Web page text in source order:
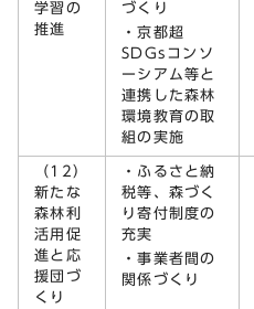
学習の
推進
づくり
・京都超
SDGsコンソ
ーシアム等と
連携した森林
環境教育の取
組の実施
（12）
新たな
森林利
活用促
進と応
援団づ
くり
・ふるさと納
税等、森づく
り寄付制度の
充実
・事業者間の
関係づくり